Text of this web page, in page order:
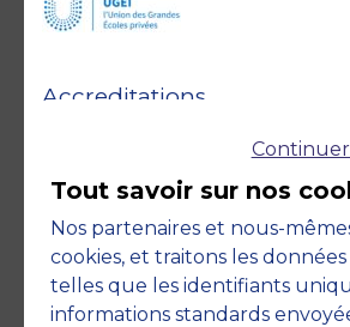
Accreditations
Engagements
Tout savoir sur nos
Nos partenaires et nous-
cookies, et traitons les
telles que les identifiants
informations standards